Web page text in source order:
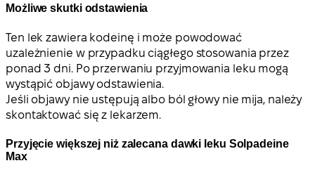
Możliwe skutki odstawienia
Ten lek zawiera kodeinę i może powodować
uzależnienie w przypadku ciągłego stosowania przez
ponad 3 dni. Po przerwaniu przyjmowania leku mogą
wystąpić objawy odstawienia.
Jeśli objawy nie ustępują albo ból głowy nie mija, należy
skontaktować się z lekarzem.
Przyjęcie większej niż zalecana dawki leku Solpadeine
Max